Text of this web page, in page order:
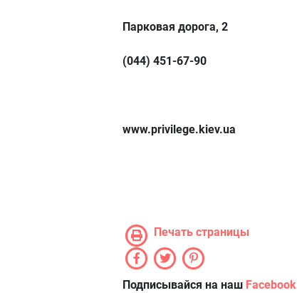
Парковая дорога, 2
(044) 451-67-90
www.privilege.kiev.ua
Печать страницы
Подписывайся на наш Facebook